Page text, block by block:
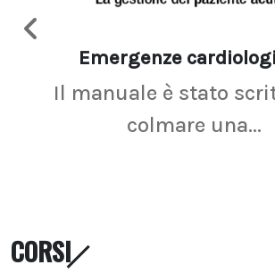
Emergenze
Il manuale è stato
colmare una...
CORSI